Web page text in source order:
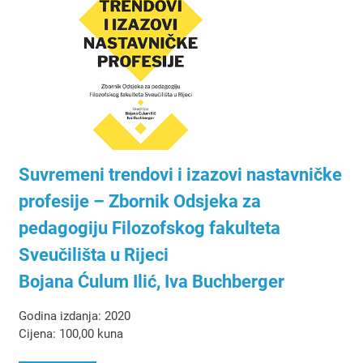
Suvremeni trendovi i izazovi nastavničke
profesije – Zbornik Odsjeka za
pedagogiju Filozofskog fakulteta
Sveučilišta u Rijeci
Bojana Ćulum Ilić, Iva Buchberger
Godina izdanja: 2020
Cijena: 100,00 kuna